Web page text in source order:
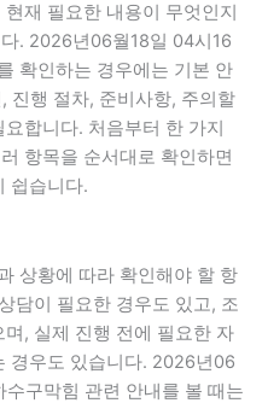
재 필요한 내용이 무엇인지
. 2026년06월18일 04시16
확인하는 경우에는 기본 안
진행 절차, 준비사항, 주의할
합니다. 처음부터 한 가지
항목을 순서대로 확인하면
쉽습니다.
상황에 따라 확인해야 할 항
담이 필요한 경우도 있고, 조
, 실제 진행 전에 필요한 자
경우도 있습니다. 2026년06
구막힘 관련 안내를 볼 때는